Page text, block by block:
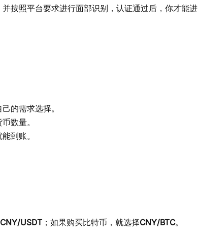
按照平台要求进行面部识别，认证通过后，你才能进
的需求选择。
数量。
到账。
CNY/USDT ；如果购买比特币，就选择CNY/BTC。